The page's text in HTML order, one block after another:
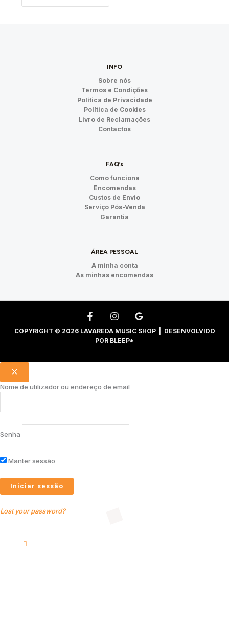
INFO
Sobre nós
Termos e Condições
Política de Privacidade
Política de Cookies
Livro de Reclamações
Contactos
FAQ’s
Como funciona
Encomendas
Custos de Envio
Serviço Pós-Venda
Garantia
ÁREA PESSOAL
A minha conta
As minhas encomendas
COPYRIGHT © 2026 LAVAREDA MUSIC SHOP | DESENVOLVIDO
POR BLEEP*
Nome de utilizador ou endereço de email
Senha
Manter sessão
Lost your password?